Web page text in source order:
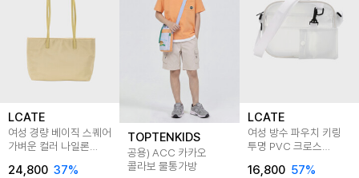
LCATE
여성 경량 베이직 스퀘어
가벼운 컬러 나일론
24,800 37%
TOPTENKIDS
공용) ACC 카카오
콜라보 물통가방
LCATE
여성 방수 파우치 키링
투명 PVC 크로스
16,800 57%